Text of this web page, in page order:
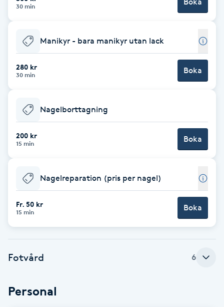
Cryoterapi
Damklippning
Diamantslipning
Extensions
Extensions borttagning
F
30 min
Manikyr - bara manikyr utan lack
280 kr
30 min Boka
Nagelborttagning
200 kr
15 min Boka
Nagelreparation (pris per nagel)
Fr. 50 kr
15 min Boka
Fotvård 6
Personal